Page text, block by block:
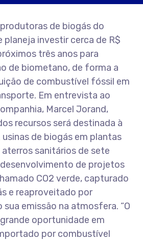
de biogás do
planeja investir cerca de R$
três anos para
de biometano, de forma a
de combustível fóssil em
Em entrevista ao
Marcel Jorand,
recursos será destinada à
de biogás em plantas
sanitários de sete
de projetos
CO2 verde, capturado
e reaproveitado por
emissão na atmosfera. “O
oportunidade em
por combustível